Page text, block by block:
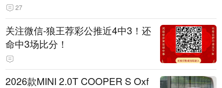
27
关注微信-狼王荐彩公推近4中3！还
命中3场比分！
2026款MINI 2.0T COOPER S Oxf